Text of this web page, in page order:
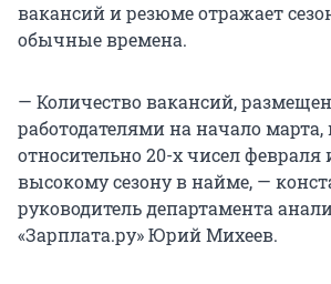
вакансий и резюме отражает
обычные времена.
— Количество вакансий,
работодателями на начало
относительно 20-х чисел февраля
высокому сезону в найме, —
руководитель департамента
«Зарплата.ру» Юрий Михеев.